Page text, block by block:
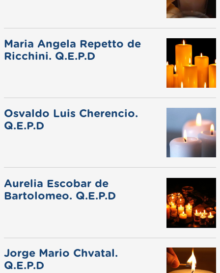
Maria Angela Repetto de
Ricchini. Q.E.P.D
Osvaldo Luis Cherencio.
Q.E.P.D
Aurelia Escobar de
Bartolomeo. Q.E.P.D
Jorge Mario Chvatal.
Q.E.P.D